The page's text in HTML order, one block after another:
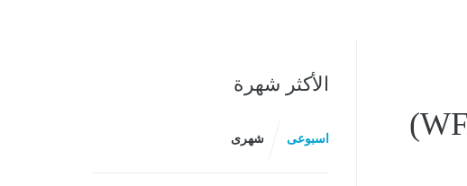
زيارة وفد برنامج الأغذية العالمي(WFP)
الأكثر شهرة
اسبوعى شهرى